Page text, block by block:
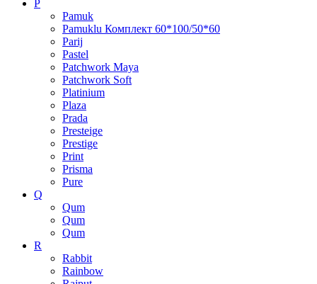
P
Pamuk
Pamuklu Комплект 60*100/50*60
Parij
Pastel
Patchwork Maya
Patchwork Soft
Platinium
Plaza
Prada
Presteige
Prestige
Print
Prisma
Pure
Q
Qum
Qum
Qum
R
Rabbit
Rainbow